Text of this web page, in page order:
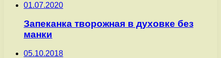
01.07.2020
Запеканка творожная в духовке без
манки
05.10.2018